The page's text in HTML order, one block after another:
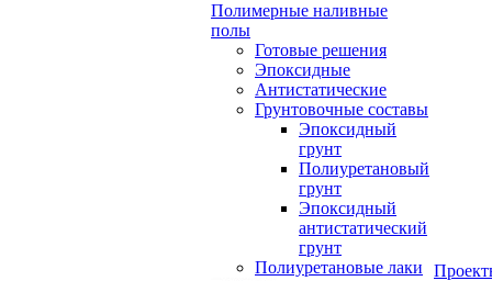
Полимерные наливные
полы
Готовые решения
Эпоксидные
Антистатические
Грунтовочные составы
Эпоксидный
грунт
Полиуретановый
грунт
Эпоксидный
антистатический
грунт
Полиуретановые лаки